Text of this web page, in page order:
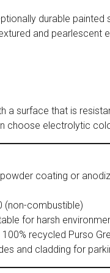
durable painted
and pearlescent
a surface that is
choose electrolytic
coating or
(non-combustible)
for harsh
recycled Purso
and cladding for